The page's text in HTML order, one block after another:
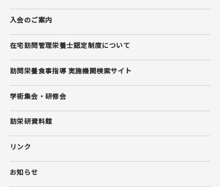
入会のご案内
在宅訪問管理栄養士認定制度について
訪問栄養食事指導 実施機関検索サイト
学術集会・研修会
訪栄研資料館
リンク
お知らせ